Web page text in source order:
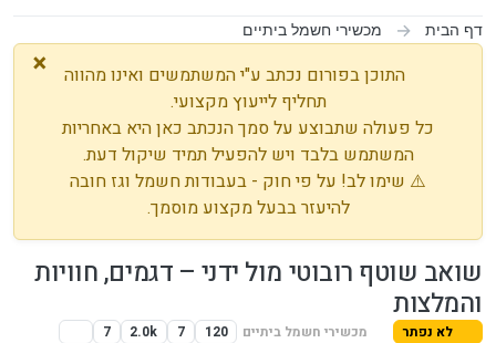
דף הבית מכשירי חשמל ביתיים
×
התוכן בפורום נכתב ע"י המשתמשים ואינו מהווה
תחליף לייעוץ מקצועי.
כל פעולה שתבוצע על סמך הנכתב כאן היא באחריות
המשתמש בלבד ויש להפעיל תמיד שיקול דעת.
⚠️ שימו לב! על פי חוק - בעבודות חשמל וגז חובה
להיעזר בבעל מקצוע מוסמך.
שואב שוטף רובוטי מול ידני – דגמים, חוויות
והמלצות
לא נפתר מכשירי חשמל ביתיים 120
7
2.0k
7